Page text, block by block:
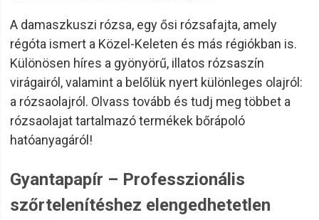
A damaszkuszi rózsa, egy ősi rózsafajta, amely
régóta ismert a Közel-Keleten és más régiókban is.
Különösen híres a gyönyörű, illatos rózsaszín
virágairól, valamint a belőlük nyert különleges olajról:
a rózsaolajról. Olvass tovább és tudj meg többet a
rózsaolajat tartalmazó termékek bőrápoló
hatóanyagáról!
Gyantapapír – Professzionális
szőrtelenítéshez elengedhetetlen